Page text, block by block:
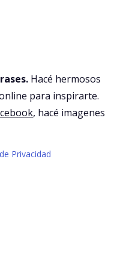
Hacé hermosos
para inspirarte.
, hacé imagenes
Privacidad